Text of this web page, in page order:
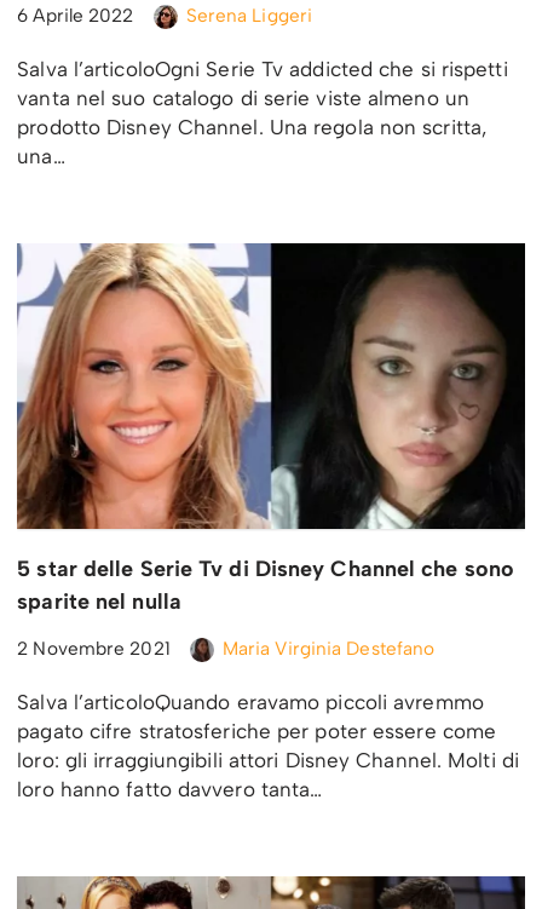
6 Aprile 2022 Serena Liggeri
Salva l’articoloOgni Serie Tv addicted che si rispetti
vanta nel suo catalogo di serie viste almeno un
prodotto Disney Channel. Una regola non scritta,
una…
5 star delle Serie Tv di Disney Channel che sono
sparite nel nulla
2 Novembre 2021 Maria Virginia Destefano
Salva l’articoloQuando eravamo piccoli avremmo
pagato cifre stratosferiche per poter essere come
loro: gli irraggiungibili attori Disney Channel. Molti di
loro hanno fatto davvero tanta…